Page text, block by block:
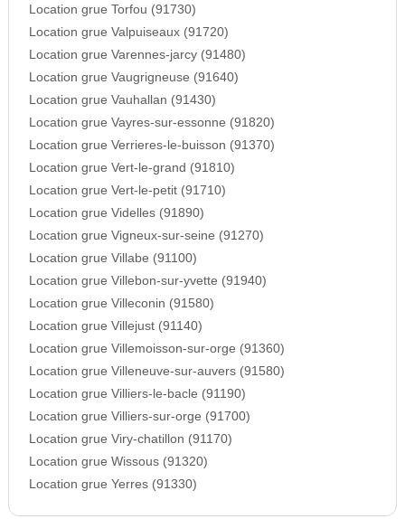
Location grue Torfou (91730)
Location grue Valpuiseaux (91720)
Location grue Varennes-jarcy (91480)
Location grue Vaugrigneuse (91640)
Location grue Vauhallan (91430)
Location grue Vayres-sur-essonne (91820)
Location grue Verrieres-le-buisson (91370)
Location grue Vert-le-grand (91810)
Location grue Vert-le-petit (91710)
Location grue Videlles (91890)
Location grue Vigneux-sur-seine (91270)
Location grue Villabe (91100)
Location grue Villebon-sur-yvette (91940)
Location grue Villeconin (91580)
Location grue Villejust (91140)
Location grue Villemoisson-sur-orge (91360)
Location grue Villeneuve-sur-auvers (91580)
Location grue Villiers-le-bacle (91190)
Location grue Villiers-sur-orge (91700)
Location grue Viry-chatillon (91170)
Location grue Wissous (91320)
Location grue Yerres (91330)